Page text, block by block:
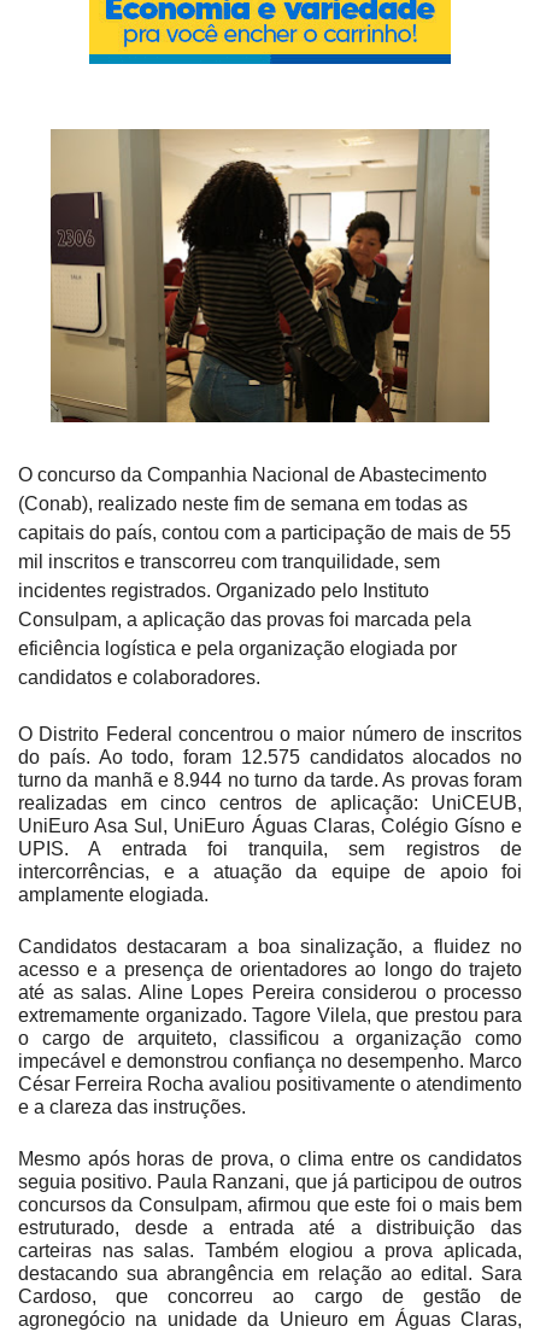
O concurso da Companhia Nacional de Abastecimento
(Conab), realizado neste fim de semana em todas as
capitais do país, contou com a participação de mais de 55
mil inscritos e transcorreu com tranquilidade, sem
incidentes registrados. Organizado pelo Instituto
Consulpam, a aplicação das provas foi marcada pela
eficiência logística e pela organização elogiada por
candidatos e colaboradores.
O Distrito Federal concentrou o maior número de inscritos
do país. Ao todo, foram 12.575 candidatos alocados no
turno da manhã e 8.944 no turno da tarde. As provas foram
realizadas em cinco centros de aplicação: UniCEUB,
UniEuro Asa Sul, UniEuro Águas Claras, Colégio Gísno e
UPIS. A entrada foi tranquila, sem registros de
intercorrências, e a atuação da equipe de apoio foi
amplamente elogiada.
Candidatos destacaram a boa sinalização, a fluidez no
acesso e a presença de orientadores ao longo do trajeto
até as salas. Aline Lopes Pereira considerou o processo
extremamente organizado. Tagore Vilela, que prestou para
o cargo de arquiteto, classificou a organização como
impecável e demonstrou confiança no desempenho. Marco
César Ferreira Rocha avaliou positivamente o atendimento
e a clareza das instruções.
Mesmo após horas de prova, o clima entre os candidatos
seguia positivo. Paula Ranzani, que já participou de outros
concursos da Consulpam, afirmou que este foi o mais bem
estruturado, desde a entrada até a distribuição das
carteiras nas salas. Também elogiou a prova aplicada,
destacando sua abrangência em relação ao edital. Sara
Cardoso, que concorreu ao cargo de gestão de
agronegócio na unidade da Unieuro em Águas Claras,